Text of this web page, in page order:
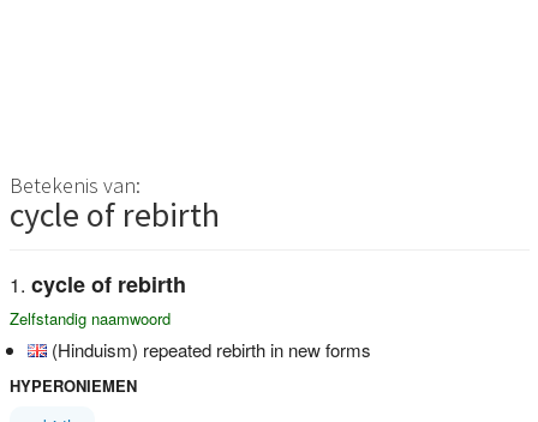
Betekenis van:
cycle of rebirth
cycle of rebirth
Zelfstandig naamwoord
(Hinduism) repeated rebirth in new forms
HYPERONIEMEN